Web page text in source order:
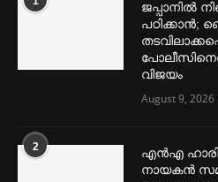
ജപ്പാനില്‍
പഠിക്കാൻ;
വിജയം
August 9, 2026
2
എൻഎ
നായകൻ